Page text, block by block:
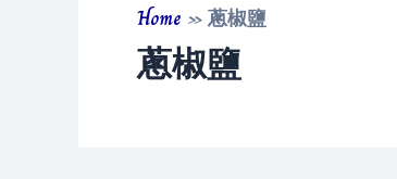
Home »蔥椒鹽
蔥椒鹽